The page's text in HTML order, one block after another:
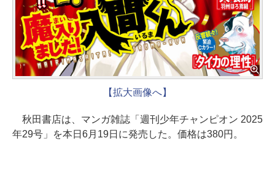
【拡大画像へ】
秋田書店は、マンガ雑誌「週刊少年チャンピオン 2025
年29号」を本日6月19日に発売した。価格は380円。